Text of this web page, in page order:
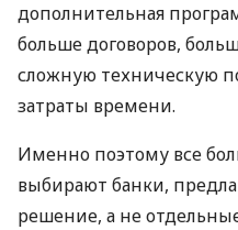
дополнительная
больше договоров,
сложную техническую
затраты времени.
Именно поэтому все
выбирают банки,
решение, а не